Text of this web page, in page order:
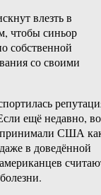
влезть в
чтобы синьор
собственной
со своими
ещё недавно, во
США
в доведённой